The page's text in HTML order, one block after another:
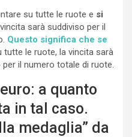
su tutte le ruote e si
sarà suddiviso per il
Questo significa che se
tutte le ruote, la vincita sarà
il numero totale di ruote.
a quanto
in tal caso.
medaglia” da